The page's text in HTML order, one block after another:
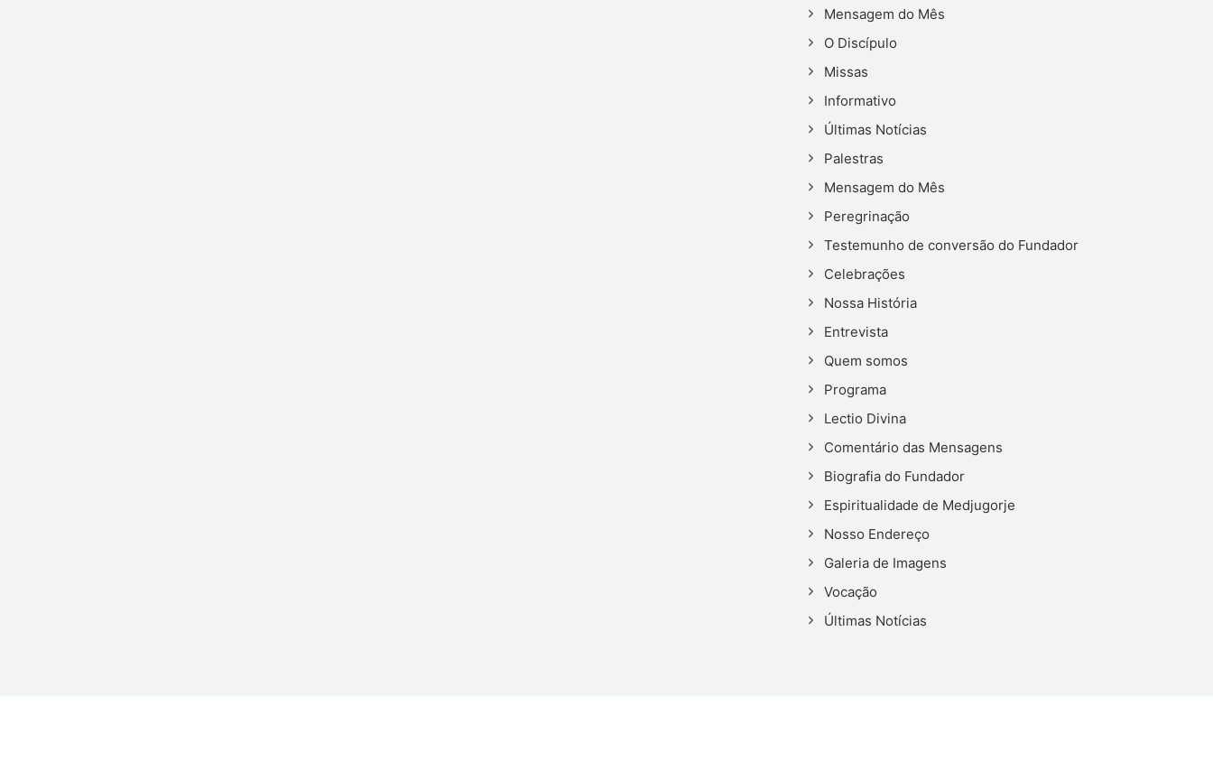
Mensagem do Mês
O Discípulo
Missas
Informativo
Últimas Notícias
Palestras
Mensagem do Mês
Peregrinação
Testemunho de conversão do Fundador
Celebrações
Nossa História
Entrevista
Quem somos
Programa
Lectio Divina
Comentário das Mensagens
Biografia do Fundador
Espiritualidade de Medjugorje
Nosso Endereço
Galeria de Imagens
Vocação
Últimas Notícias